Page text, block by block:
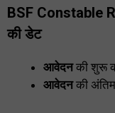
BSF Constable
की डेट
आवेदनकी शुरू
आवेदनकी